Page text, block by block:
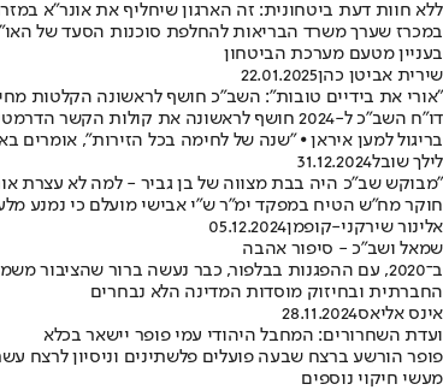
ללא חוות דעת ביטחונית: זה הארגון שיחליף את אונר"א
במכרז שערך משרד הבריאות להחלפת סוכנות הסעד של
בעניין מטעם מערכת הביטחון
שירית אביטן כהן22.01.2025
"אורי את בידיים טובות": השב"כ חושף לראשונה הקלטות
בריגול למען איראן ⦁ "שנה של לחימה בכל הזירות", אומרים
לילך שובל31.12.2024
״מבוקש שב״כ היה בבת מצווה של בן גביר - למה לא עצרת
חוקר מח״ש הטיח במפקד ימ״ר ש״י אבישי מועלם כי נמנע
אלינור שירקני-קופמן05.12.2024
שמאל ושב"כ - סיפור אהבה
ב־2020, עם ההפגנות בבלפור, כבר נעשה ברור
החברתית ובחיזוק מוסדות המדינה הלא נבחרים
אינס אליאס28.11.2024
ועדת השחרורים: המחבל היהודי עמי פופר יישאר בכלא
מעשי חיקוי נוספים